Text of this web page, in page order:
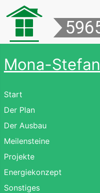
Mona-Stefan
Start
Der Plan
Der Ausbau
Meilensteine
Projekte
Energiekonzept
Sonstiges